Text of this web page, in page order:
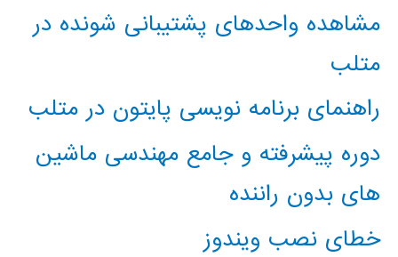
مشاهده واحدهای پشتیبانی شونده در
متلب
راهنمای برنامه نویسی پایتون در متلب
دوره پیشرفته و جامع مهندسی ماشین
های بدون راننده
خطای نصب ویندوز